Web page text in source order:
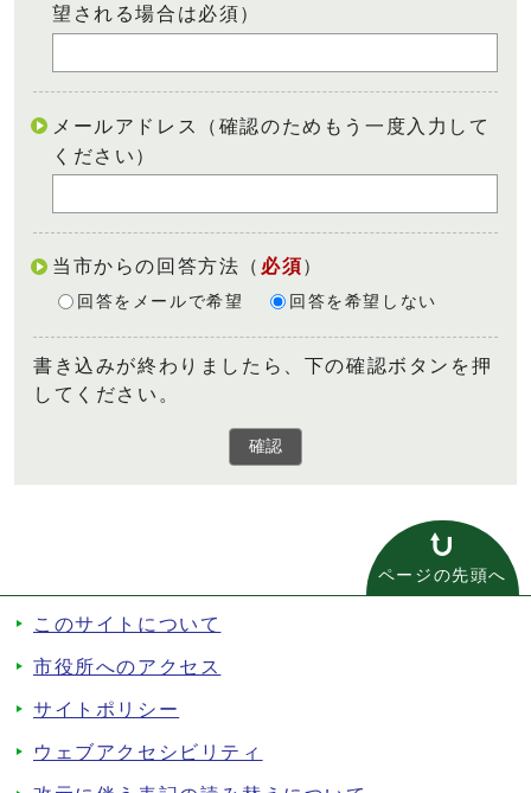
望される場合は必須）
メールアドレス（確認のためもう一度入力して
ください）
当市からの回答方法 （ 必須）
回答をメールで希望 回答を希望しない
書き込みが終わりましたら、下の確認ボタンを押
してください。
確認
ページの先頭へ
このサイトについて
市役所へのアクセス
サイトポリシー
ウェブアクセシビリティ